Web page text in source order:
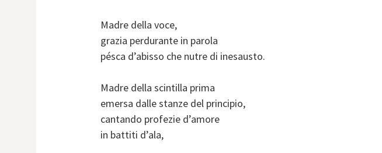
Madre della voce,
grazia perdurante in parola
pésca d’abisso che nutre di inesausto.
Madre della scintilla prima
emersa dalle stanze del principio,
cantando profezie d’amore
in battiti d’ala,